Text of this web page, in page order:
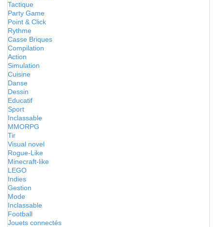
Tactique
Party Game
Point & Click
Rythme
Casse Briques
Compilation
Action
Simulation
Cuisine
Danse
Dessin
Educatif
Sport
Inclassable
MMORPG
Tir
Visual novel
Rogue-Like
Minecraft-like
LEGO
Indies
Gestion
Mode
Inclassable
Football
Jouets connectés